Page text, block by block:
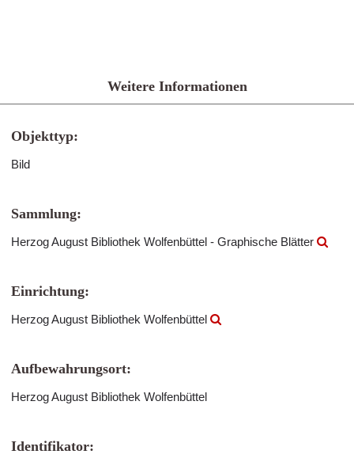
Weitere Informationen
Objekttyp:
Bild
Sammlung:
Herzog August Bibliothek Wolfenbüttel - Graphische Blätter
Einrichtung:
Herzog August Bibliothek Wolfenbüttel
Aufbewahrungsort:
Herzog August Bibliothek Wolfenbüttel
Identifikator: